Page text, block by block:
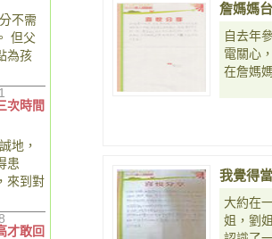
不需
但父
為孩
次時間
地，
患
來到對
才敢回
詹媽媽
自去年
電關心
在詹媽
我覺得
大約在
姐，劉